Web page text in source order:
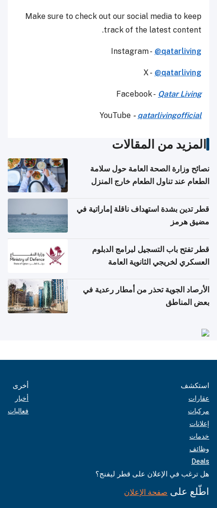
Make sure to check out our social media to keep
track of the latest content.
Instagram - @qatarliving
X - @qatarliving
Facebook - Qatar Living
YouTube - qatarlivingofficial
المزيد من المقالات
نصائح وزارة الصحة العامة حول سلامة
الطعام عند تناول الطعام خارج المنزل
قطر تدين بشدة استهداف ناقلة إماراتية في
مضيق هرمز
قطر تفتح باب التسجيل لبرامج الدبلوم
العسكري لخريجي الثانوية العامة
الأرصاد الجوية تحذر من أمطار رعدية في
بعض المناطق
استكشف
عقارات
مركبات
إعلانات
خدمات
وظائف
Deals
أخرى
أخبار
فعاليات
هل ترغب في الإعلان على قطر ليفنج؟
اطّلع على صفحة الإعلان